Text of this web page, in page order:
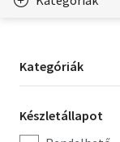
Régi képeslap
Életmód, egészség
Kategória
szűrés
Kategóriák
Készletállapot
szűrés
Készletállapot